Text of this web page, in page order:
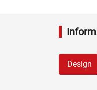
Design